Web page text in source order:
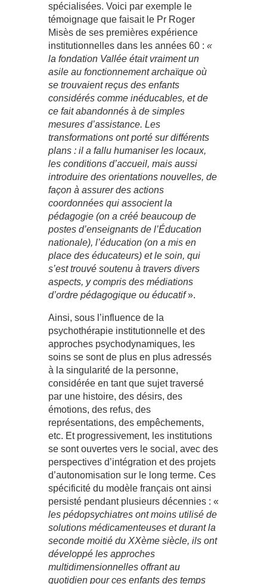
spécialisées. Voici par exemple le
témoignage que faisait le Pr Roger
Misès de ses premières expérience
institutionnelles dans les années 60 : «
la fondation Vallée était vraiment un
asile au fonctionnement archaïque où
se trouvaient reçus des enfants
considérés comme inéducables, et de
ce fait abandonnés à de simples
mesures d’assistance. Les
transformations ont porté sur différents
plans : il a fallu humaniser les locaux,
les conditions d’accueil, mais aussi
introduire des orientations nouvelles, de
façon à assurer des actions
coordonnées qui associent la
pédagogie (on a créé beaucoup de
postes d’enseignants de l’Éducation
nationale), l’éducation (on a mis en
place des éducateurs) et le soin, qui
s’est trouvé soutenu à travers divers
aspects, y compris des médiations
d’ordre pédagogique ou éducatif».
Ainsi, sous l’influence de la
psychothérapie institutionnelle et des
approches psychodynamiques, les
soins se sont de plus en plus adressés
à la singularité de la personne,
considérée en tant que sujet traversé
par une histoire, des désirs, des
émotions, des refus, des
représentations, des empêchements,
etc. Et progressivement, les institutions
se sont ouvertes vers le social, avec des
perspectives d’intégration et des projets
d’autonomisation sur le long terme. Ces
spécificité du modèle français ont ainsi
persisté pendant plusieurs décennies : «
les pédopsychiatres ont moins utilisé de
solutions médicamenteuses et durant la
seconde moitié du XXème siècle, ils ont
développé les approches
multidimensionnelles offrant au
quotidien pour ces enfants des temps